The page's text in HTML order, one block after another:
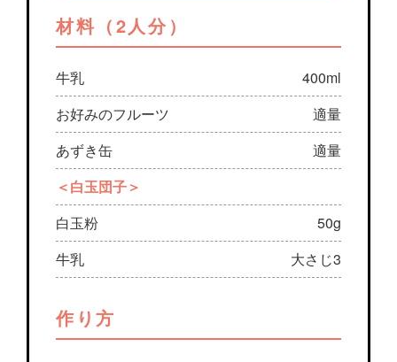
材料（2人分）
牛乳
400ml
お好みのフルーツ
適量
あずき缶
適量
＜白玉団子＞
白玉粉
50g
牛乳
大さじ3
作り方